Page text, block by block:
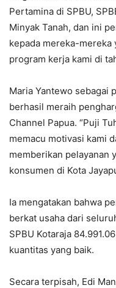
Pertamina di SPBU,
Minyak Tanah, dan ini
kepada mereka-mereka
program kerja kami di
Maria Yantewo sebagai
berhasil meraih
Channel Papua. “Puji
memacu motivasi kami
memberikan pelayanan
konsumen di Kota
Ia mengatakan bahwa
berkat usaha dari
SPBU Kotaraja
kuantitas yang baik.
Secara terpisah, Edi